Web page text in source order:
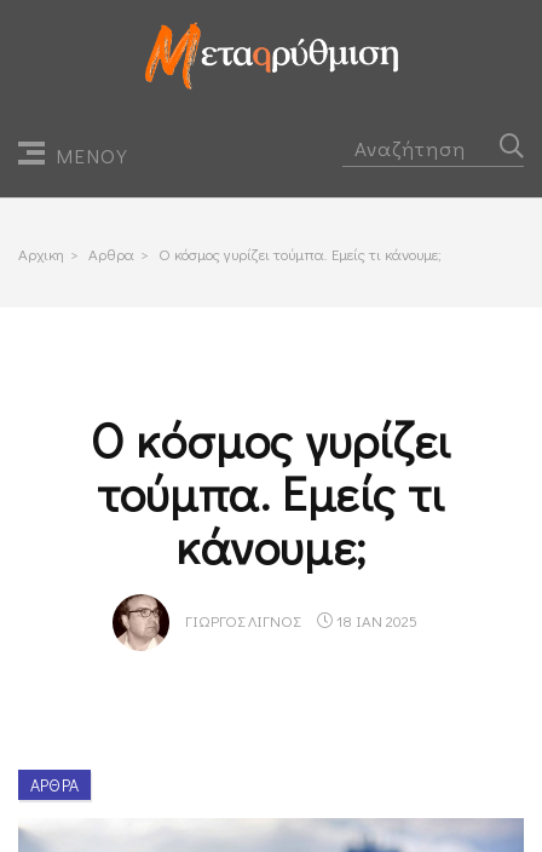
ΜΕΝΟΥ
Αρχικη > Αρθρα > Ο κόσμος γυρίζει τούμπα. Εμείς τι κάνουμε;
Ο κόσμος γυρίζει
τούμπα. Εμείς τι
κάνουμε;
ΓΙΏΡΓΟΣ ΛΙΓΝΌΣ 18 ΙΑΝ 2025
ΆΡΘΡΑ